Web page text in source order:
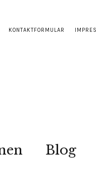
KONTAKTFORMULAR
Blog